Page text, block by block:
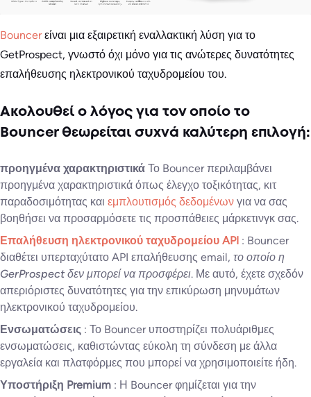
Bouncerείναι μια εξαιρετική εναλλακτική λύση για το
GetProspect, γνωστό όχι μόνο για τις ανώτερες δυνατότητες
επαλήθευσης ηλεκτρονικού ταχυδρομείου του.
Ακολουθεί ο λόγος για τον οποίο το
Bouncer θεωρείται συχνά καλύτερη επιλογή:
προηγμένα χαρακτηριστικά Το Bouncer περιλαμβάνει
προηγμένα χαρακτηριστικά όπως έλεγχο τοξικότητας, κιτ
παραδοσιμότητας και εμπλουτισμός δεδομένων για να σας
βοηθήσει να προσαρμόσετε τις προσπάθειες μάρκετινγκ σας.
Επαλήθευση ηλεκτρονικού ταχυδρομείου API : Bouncer
διαθέτει υπερταχύτατο API επαλήθευσης email, το οποίο η
GerProspect δεν μπορεί να προσφέρει. Με αυτό, έχετε σχεδόν
απεριόριστες δυνατότητες για την επικύρωση μηνυμάτων
ηλεκτρονικού ταχυδρομείου.
Ενσωματώσεις : Το Bouncer υποστηρίζει πολυάριθμες
ενσωματώσεις, καθιστώντας εύκολη τη σύνδεση με άλλα
εργαλεία και πλατφόρμες που μπορεί να χρησιμοποιείτε ήδη.
Υποστήριξη Premium : Η Bouncer φημίζεται για την